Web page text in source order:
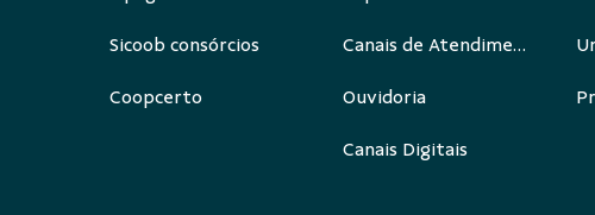
Sicoob consórcios
Coopcerto
Canais de Atendimento
Ouvidoria
Canais Digitais